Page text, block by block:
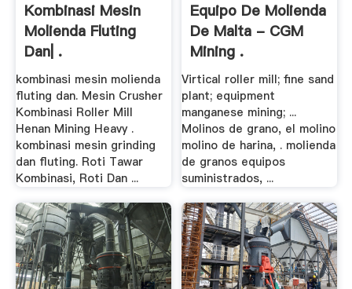
Kombinasi Mesin
Molienda Fluting
Dan| .
kombinasi mesin molienda
fluting dan. Mesin Crusher
Kombinasi Roller Mill
Henan Mining Heavy .
kombinasi mesin grinding
dan fluting. Roti Tawar
Kombinasi, Roti Dan ...
Equipo De Molienda
De Malta - CGM
Mining .
Virtical roller mill; fine sand
plant; equipment
manganese mining; ...
Molinos de grano, el molino
molino de harina, . molienda
de granos equipos
suministrados, ...